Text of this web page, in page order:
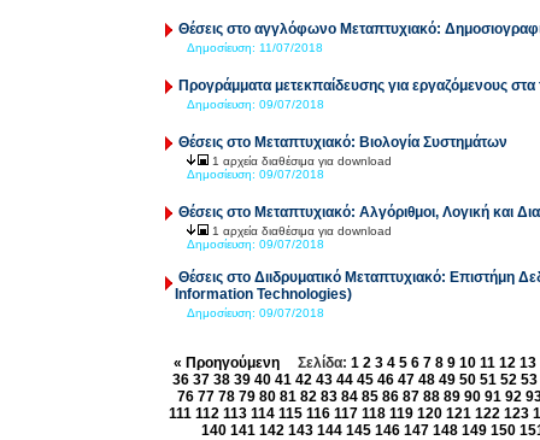
Θέσεις στο αγγλόφωνο Μεταπτυχιακό:
Δημοσίευση: 11/07/2018
Προγράμματα μετεκπαίδευσης για εργαζόμενους στα
Δημοσίευση: 09/07/2018
Θέσεις στο Μεταπτυχιακό: Βιολογία Συστημάτων
1 αρχεία διαθέσιμα για download
Δημοσίευση: 09/07/2018
Θέσεις στο Μεταπτυχιακό: Αλγόριθμοι, Λογική και
1 αρχεία διαθέσιμα για download
Δημοσίευση: 09/07/2018
Θέσεις στο Διιδρυματικό Μεταπτυχιακό: Eπιστήμη
Information Technologies)
Δημοσίευση: 09/07/2018
« ΠροηγούμενηΣελίδα: 1 2 3 4 5 6 7 8 9 10 11 12 13
36 37 38 39 40 41 42 43 44 45 46 47 48 49 50 51 52 53
76 77 78 79 80 81 82 83 84 85 86 87 88 89 90 91 92
111 112 113 114 115 116 117 118 119 120 121 122 123
140 141 142 143 144 145 146 147 148 149 150